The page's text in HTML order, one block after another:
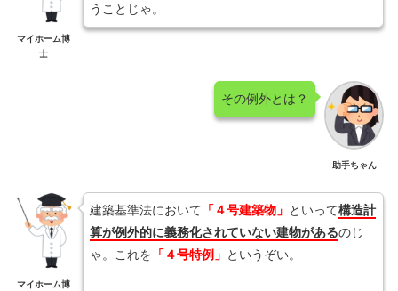
マイホーム博
士
うことじゃ。
助手ちゃん
その例外とは？
マイホーム博
建築基準法において 「４号建築物」 といって構造計
算が例外的に義務化されていない建物があるのじ
ゃ。これを 「４号特例」 というぞい。